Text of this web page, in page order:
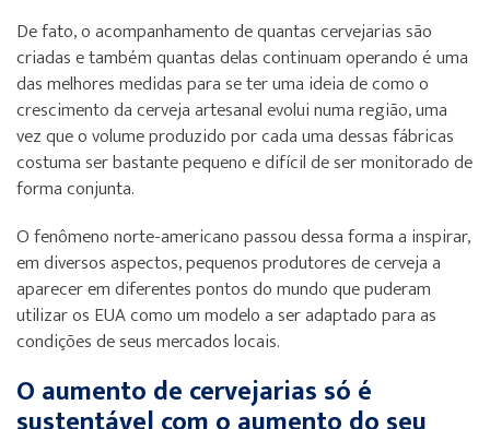
De fato, o acompanhamento de quantas cervejarias são
criadas e também quantas delas continuam operando é uma
das melhores medidas para se ter uma ideia de como o
crescimento da cerveja artesanal evolui numa região, uma
vez que o volume produzido por cada uma dessas fábricas
costuma ser bastante pequeno e difícil de ser monitorado de
forma conjunta.
O fenômeno norte-americano passou dessa forma a inspirar,
em diversos aspectos, pequenos produtores de cerveja a
aparecer em diferentes pontos do mundo que puderam
utilizar os EUA como um modelo a ser adaptado para as
condições de seus mercados locais.
O aumento de cervejarias só é